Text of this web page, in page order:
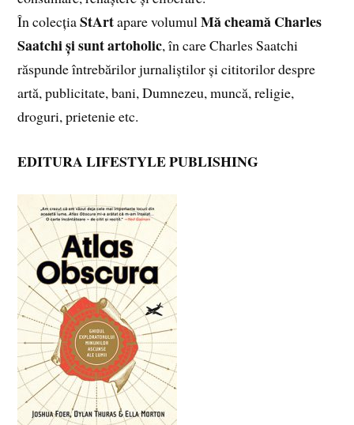
În colecțiaStArtapare volumulMă cheamă Charles
Saatchi și sunt artoholic, în care Charles Saatchi
răspunde întrebărilor jurnaliștilor și cititorilor despre
artă, publicitate, bani, Dumnezeu, muncă, religie,
droguri, prietenie etc.
EDITURA LIFESTYLE PUBLISHING